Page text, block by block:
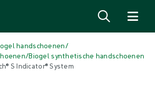
handschoenen/
/Biogel synthetische handschoenen
S Indicator® System